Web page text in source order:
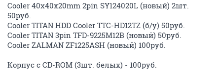
Cooler 40x40x20mm 2pin SY124020L (новый) 2шт.
50руб.
Cooler TITAN HDD Cooler TTC-HD12TZ (б/у) 50руб.
Cooler TITAN 3pin TFD-9225M12B (новый) 50руб.
Cooler ZALMAN ZF1225ASH (новый) 100руб.
Корпус с CD-ROM (3шт. белых) - 100руб.